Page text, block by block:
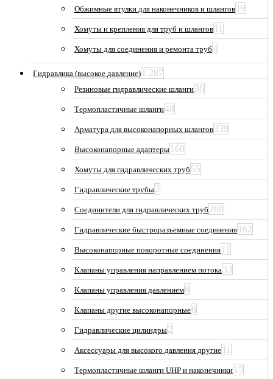
Обжимные втулки для наконечников и шлангов 19
Хомуты и крепления для труб и шлангов 11
Хомуты для соединения и ремонта труб4
Гидравлика (высокое давление) 1 287
Резиновые гидравлические шланги36
Термопластичные шланги48
Арматура для высоконапорных шлангов339
Высоконапорные адаптеры 160
Хомуты для гидравлических труб 55
Гидравлические трубы2
Соединители для гидравлических труб 288
Гидравлические быстроразъемные соединения 162
Высоконапорные поворотные соединения 11
Клапаны управления направлением потока33
Клапаны управления давлением6
Клапаны другие высоконапорные6
Гидравлические цилиндры2
Аксессуары для высокого давления другие 11
Термопластичные шланги UHP и наконечники 15